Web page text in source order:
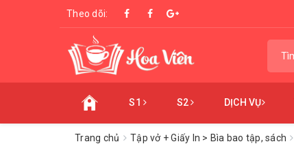
Theo dõi:
S1 S2 DỊCH VỤ
Trang chủ Tập vở + Giấy In > Bìa bao tập, sách